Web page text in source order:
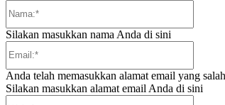
Silakan masukkan nama Anda di sini
Anda telah memasukkan alamat email yang
Silakan masukkan alamat email Anda di sini